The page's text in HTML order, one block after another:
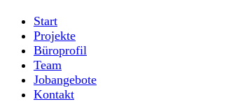
Start
Projekte
Büroprofil
Team
Jobangebote
Kontakt